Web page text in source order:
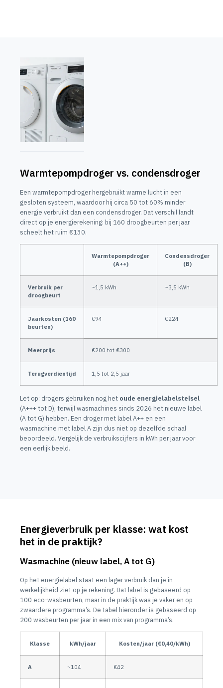
Warmtepompdroger vs. condensdroger
Een warmtepompdroger hergebruikt warme lucht in een
gesloten systeem, waardoor hij circa 50 tot 60% minder
energie verbruikt dan een condensdroger. Dat verschil landt
direct op je energierekening: bij 160 droogbeurten per jaar
scheelt het ruim €130.
Warmtepompdroger
(A++)
Condensdroger
(B)
Verbruik per
droogbeurt
~1,5 kWh ~3,5 kWh
Jaarkosten (160
beurten)
€94 €224
Meerprijs €200 tot €300
Terugverdientijd 1,5 tot 2,5 jaar
Let op: drogers gebruiken nog het oude energielabelstelsel
(A+++ tot D), terwijl wasmachines sinds 2026 het nieuwe label
(A tot G) hebben. Een droger met label A++ en een
wasmachine met label A zijn dus niet op dezelfde schaal
beoordeeld. Vergelijk de verbruikscijfers in kWh per jaar voor
een eerlijk beeld.
Energieverbruik per klasse: wat kost
het in de praktijk?
Wasmachine (nieuw label, A tot G)
Op het energielabel staat een lager verbruik dan je in
werkelijkheid ziet op je rekening. Dat label is gebaseerd op
100 eco-wasbeurten, maar in de praktijk was je vaker en op
zwaardere programma’s. De tabel hieronder is gebaseerd op
200 wasbeurten per jaar in een mix van programma’s.
Klasse kWh/jaar Kosten/jaar (€0,40/kWh)
A ~104 €42